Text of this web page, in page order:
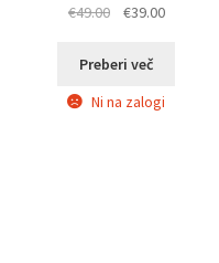
€49.00
Izvirna
je
€49.00.
€39.00Trenutna
Preberi več
Ni na zalogi